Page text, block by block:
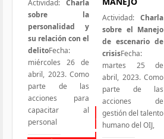
Todas las Iniciativas
Actividad:Charla
sobre la
personalidad y
su relación con el
delitoFecha:
miércoles 26 de
abril, 2023. Como
parte de las
acciones para
capacitar al
personal
Actividad:Charla
sobre el Manejo
de escenario de
crisisFecha:
martes 25 de
abril, 2023. Como
parte de las
acciones de
gestión del talento
humano del OIJ,